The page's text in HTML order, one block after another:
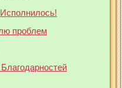
Исполнилось!
проблем